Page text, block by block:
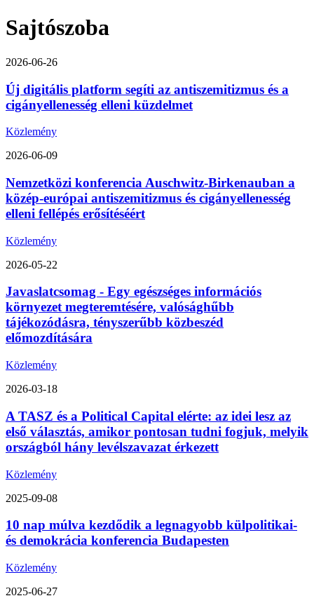
Sajtószoba
2026-06-26
Új digitális platform segíti az antiszemitizmus és a
cigányellenesség elleni küzdelmet
Közlemény
2026-06-09
Nemzetközi konferencia Auschwitz-Birkenauban a
közép-európai antiszemitizmus és cigányellenesség
elleni fellépés erősítéséért
Közlemény
2026-05-22
Javaslatcsomag - Egy egészséges információs
környezet megteremtésére, valósághűbb
tájékozódásra, tényszerűbb közbeszéd
előmozdítására
Közlemény
2026-03-18
A TASZ és a Political Capital elérte: az idei lesz az
első választás, amikor pontosan tudni fogjuk, melyik
országból hány levélszavazat érkezett
Közlemény
2025-09-08
10 nap múlva kezdődik a legnagyobb külpolitikai-
és demokrácia konferencia Budapesten
Közlemény
2025-06-27